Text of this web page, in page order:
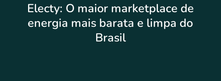
Electy: O maior marketplace de
energia mais barata e limpa do
Brasil